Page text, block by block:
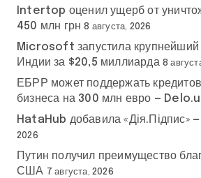
Intertop оценил ущерб от
450 млн грн 8 августа, 2026
Microsoft запустила крупнейший
Индии за $20,5 миллиарда 8
ЕБРР может поддержать
бизнеса на 300 млн евро —
HataHub добавила «Дія.Підпис»
2026
Путин получил преимущество
США 7 августа, 2026